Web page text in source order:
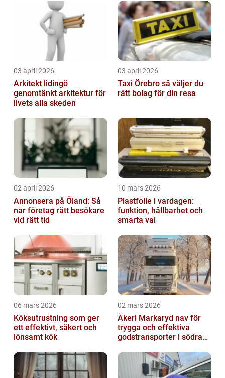
03 april 2026
Arkitekt lidingö
genomtänkt arkitektur för
livets alla skeden
03 april 2026
Taxi Örebro så väljer du
rätt bolag för din resa
02 april 2026
Annonsera på Öland: Så
når företag rätt besökare
vid rätt tid
10 mars 2026
Plastfolie i vardagen:
funktion, hållbarhet och
smarta val
06 mars 2026
Köksutrustning som ger
ett effektivt, säkert och
lönsamt kök
02 mars 2026
Åkeri Markaryd nav för
trygga och effektiva
godstransporter i södra